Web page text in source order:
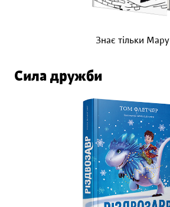
Знає тільки Мару
Сила дружби